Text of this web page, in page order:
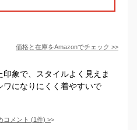
価格と在庫をAmazonでチェック >>
象で、スタイルよく見えま
になりにくく着やすいで
コメント (1件) >